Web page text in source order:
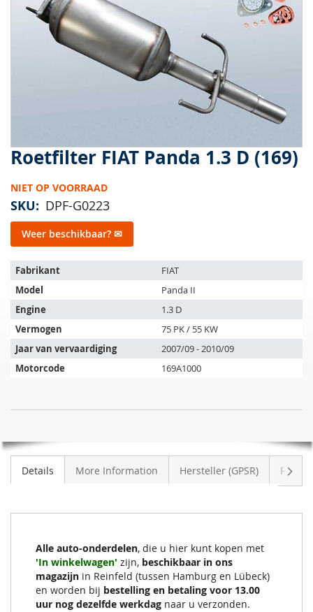
Roetfilter FIAT Panda 1.3 D (169)
NIET OP VOORRAAD
SKU DPF-G0223
Weer beschikbaar? ✉
Het
artikel
past
op
de
volgende
voertuigen:
Fabrikant
FIAT
Model
Panda II
Engine
1.3 D
Vermogen
75 PK / 55 KW
Jaar van vervaardiging
2007/09 - 2010/09
Motorcode
169A1000
Panda
1.3
VOORRAAD
van
afbeeldingen-
Ga
naar
het
begin
van
de
afbeeldingen-
gallerij
Details More Information Hersteller (GPSR)
Alle auto-onderdelen, die u hier kunt kopen met
'In winkelwagen' zijn, beschikbaar in ons
magazijn in Reinfeld (tussen Hamburg en Lübeck)
en worden bij bestelling en betaling voor 13.00
uur nog dezelfde werkdag naar u verzonden.